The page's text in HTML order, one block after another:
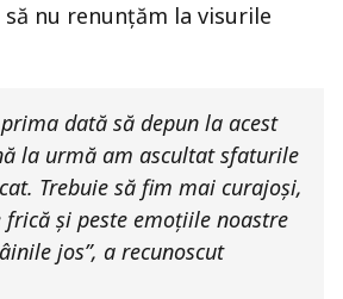
nu renunțăm la visurile
dată să depun la acest
la urmă am ascultat sfaturile
Trebuie să fim mai curajoși,
frică și peste emoțiile noastre
jos”, a recunoscut